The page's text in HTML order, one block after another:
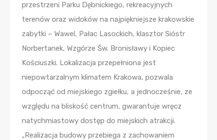
przestrzeni Parku Dębnickiego, rekreacyjnych
terenów oraz widoków na najpiękniejsze krakowskie
zabytki – Wawel, Pałac Lasockich, klasztor Sióstr
Norbertanek, Wzgórze Św. Bronisławy i Kopiec
Kościuszki. Lokalizacja przepełniona jest
niepowtarzalnym klimatem Krakowa, pozwala
odpocząć od miejskiego zgiełku, a jednocześnie, ze
względu na bliskość centrum, gwarantuje wręcz
natychmiastowy dostęp do miejskich atrakcji.
„Realizacja budowy przebiega z zachowaniem